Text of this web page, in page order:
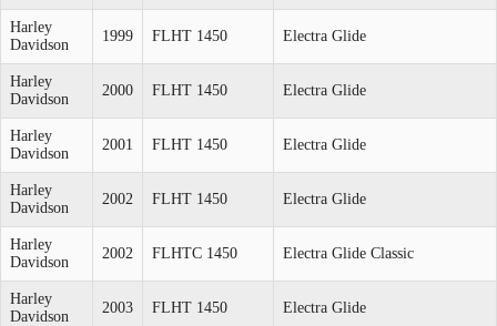
Harley
Davidson
1999 FLHT 1450 Electra Glide
Harley
Davidson
2000 FLHT 1450 Electra Glide
Harley
Davidson
2001 FLHT 1450 Electra Glide
Harley
Davidson
2002 FLHT 1450 Electra Glide
Harley
Davidson
2002 FLHTC 1450 Electra Glide Classic
Harley
Davidson
2003 FLHT 1450 Electra Glide